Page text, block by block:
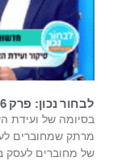
לבחור נכון: פרק 6
בסיומה של ועידת
מרתק שמחוברים
של מחוברים לעסק